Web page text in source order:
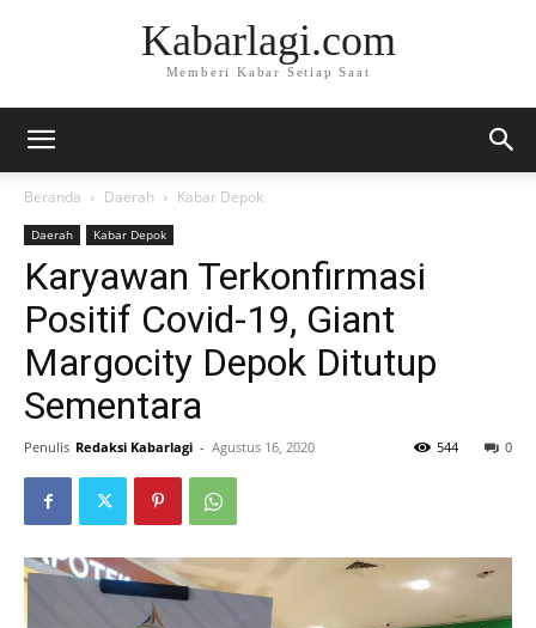
Kabarlagi.com
Memberi Kabar Setiap Saat
Beranda Daerah Kabar Depok
Daerah Kabar Depok
Karyawan Terkonfirmasi
Positif Covid-19, Giant
Margocity Depok Ditutup
Sementara
Penulis Redaksi Kabarlagi - Agustus 16, 2020 0
544